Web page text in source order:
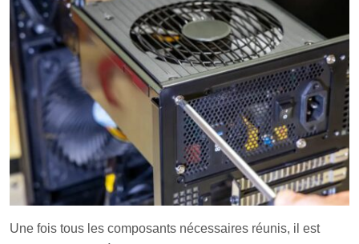
Une fois tous les composants nécessaires réunis, il est